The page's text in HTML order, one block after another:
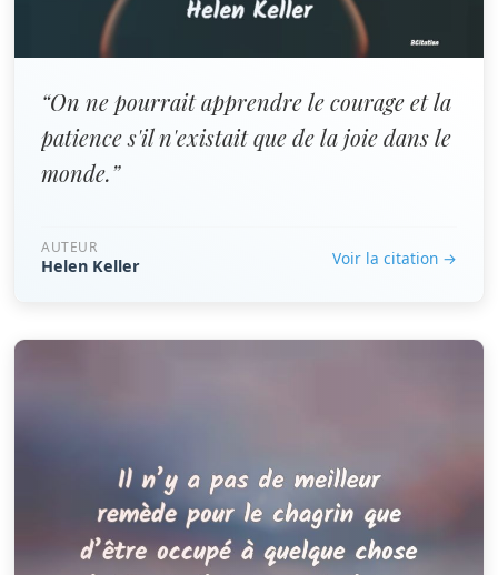
“On ne pourrait apprendre le courage et la
patience s'il n'existait que de la joie dans le
monde.”
AUTEUR
Helen Keller Voir la citation →